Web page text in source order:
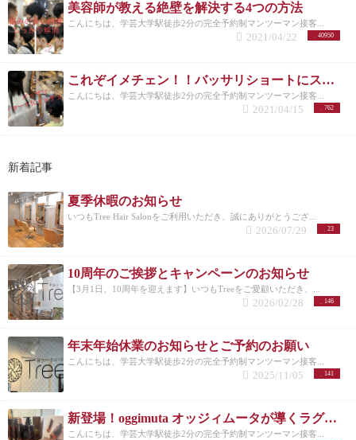
美容師が教える絶壁を解決する4つの方法
こんにちは、学芸大学駅徒歩2分の完全予約制マンツーマン接客...
40950
2021/04/22
これぞイメチェン！！バッサリショートにスタイルチェンジ！
こんにちは、学芸大学駅徒歩2分の完全予約制マンツーマン接客...
762
2021/04/15
新着記事
夏季休暇のお知らせ
いつもTree Hair Salonをご利用いただき、誠にありがとうござ...
23
2026/07/29
10周年のご挨拶とキャンペーンのお知らせ
【3月1日、10周年を迎えます】いつもTreeをご愛顧いただき、...
146
2026/02/28
年末年始休業のお知らせとご予約のお願い
こんにちは、学芸大学駅徒歩2分の完全予約制マンツーマン接客...
141
2025/11/05
新登場！oggimuta オッジィムータが導くラグジュアリーな髪の未来
こんにちは、学芸大学駅徒歩2分の完全予約制マンツーマン接客...